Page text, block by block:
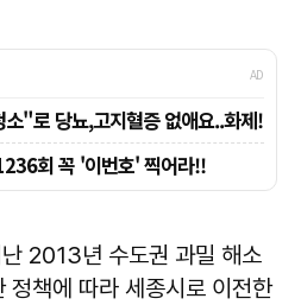
2013년 수도권 과밀 해소
정책에 따라 세종시로 이전한